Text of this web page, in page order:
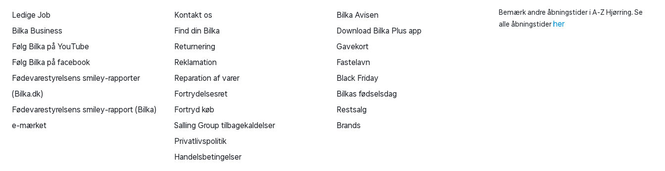
Ledige Job
Bilka Business
Følg Bilka på YouTube
Følg Bilka på facebook
Fødevarestyrelsens smiley-rapporter
(Bilka.dk)
Fødevarestyrelsens smiley-rapport (Bilka)
e-mærket
Kontakt os
Find din Bilka
Returnering
Reklamation
Reparation af varer
Fortrydelsesret
Fortryd køb
Salling Group tilbagekaldelser
Privatlivspolitik
Handelsbetingelser
Bilka Avisen
Download Bilka Plus app
Gavekort
Fastelavn
Black Friday
Bilkas fødselsdag
Restsalg
Brands
Bemærk andre åbningstider i A-Z Hjørring. Se
alle åbningstiderher